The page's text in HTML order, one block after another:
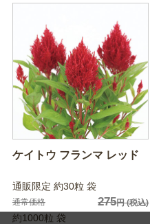
ケイトウ フランマ レッド
通販限定 約30粒 袋
通常価格 275円(税込)
約1000粒 袋